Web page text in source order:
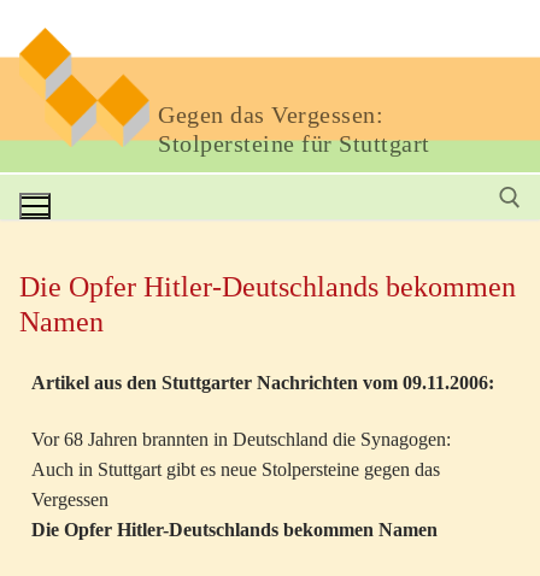
Gegen das Vergessen:
Stolpersteine für Stuttgart
Die Opfer Hitler-Deutschlands bekommen
Namen
Artikel aus den Stuttgarter Nachrichten vom 09.11.2006:
Vor 68 Jahren brannten in Deutschland die Synagogen:
Auch in Stuttgart gibt es neue Stolpersteine gegen das
Vergessen
Die Opfer Hitler-Deutschlands bekommen Namen